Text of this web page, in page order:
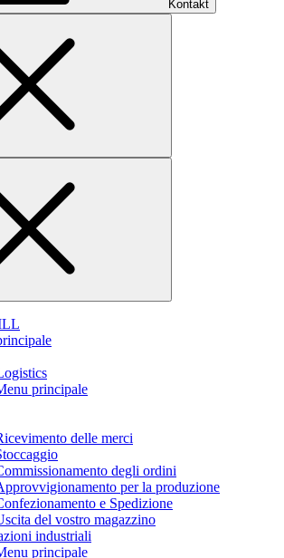
Kontakt
principale
delle merci
degli ordini
per la produzione
e Spedizione
del vostro magazzino
industriali
principale